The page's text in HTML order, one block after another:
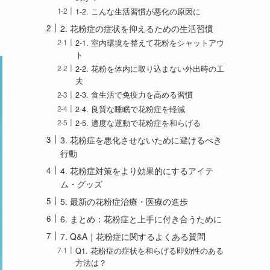
1-2. こんな生活習慣が悪化の原因に
2. 花粉症の症状を抑えるための生活習慣
2-1. 室内環境を整えて花粉をシャットアウ
ト
2-2. 花粉を体内に取り込まない外出時の工
夫
2-3. 食生活で免疫力を高める習慣
2-4. 良質な睡眠で花粉症を軽減
2-5. 適度な運動で花粉症を和らげる
3. 花粉症を悪化させないために避けるべき
行動
4. 花粉症対策をより効果的にするアイテ
ム・グッズ
5. 最新の花粉症治療・医療の進歩
6. まとめ：花粉症と上手に付き合うために
7. Q&A｜花粉症に関するよくある質問
Q1. 花粉症の症状を和らげる即効性のある
方法は？